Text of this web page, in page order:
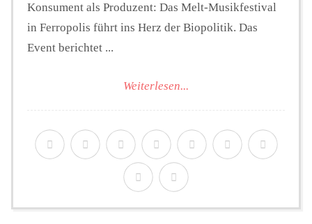
Konsument als Produzent: Das Melt-Musikfestival
in Ferropolis führt ins Herz der Biopolitik. Das
Event berichtet ...
Weiterlesen...